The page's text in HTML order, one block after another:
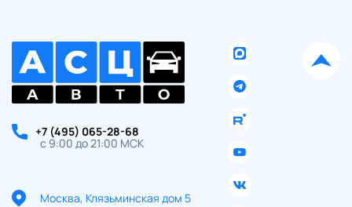
+7 (495) 065-28-68
с 9:00 до 21:00 МСК
Москва, Клязьминская дом 5